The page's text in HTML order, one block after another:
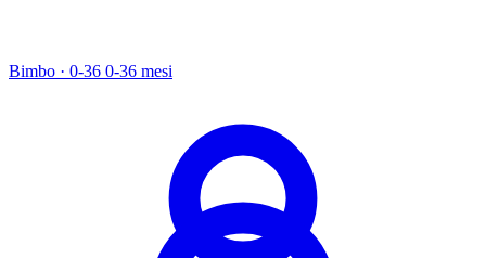
Bimbo · 0-36 0-36 mesi